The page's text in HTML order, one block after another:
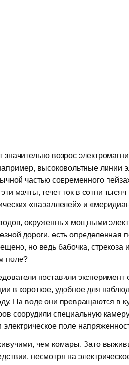
значительно возрос
высоковольтные линии
частью современного
мачты, течет ток в сотни тысяч
«параллелей» и
окруженных мощными
дороги, есть определенная
но ведь бабочка, стрекоза
поле?
поставили
в короткое, удобное для
На воде они превращаются в
соорудили специальную
поле
чем комары. Зато
несмотря на